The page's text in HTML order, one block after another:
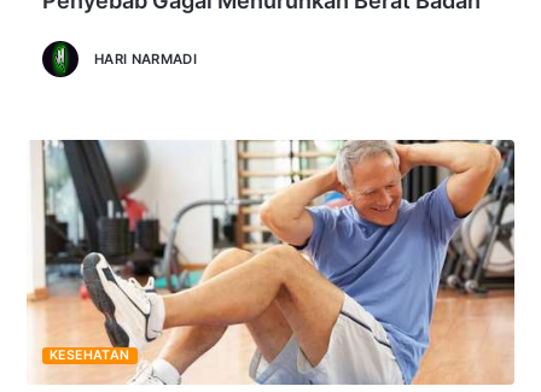
HARI NARMADI
KESEHATAN